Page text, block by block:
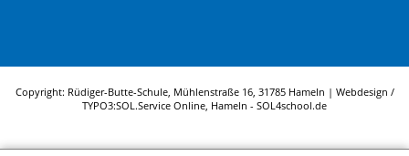
Copyright: Rüdiger-Butte-Schule, Mühlenstraße 16, 31785 Hameln | Webdesign /
TYPO3:SOL.Service Online, Hameln - SOL4school.de